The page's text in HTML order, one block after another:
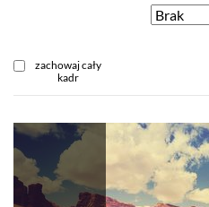
zachowaj cały
kadr